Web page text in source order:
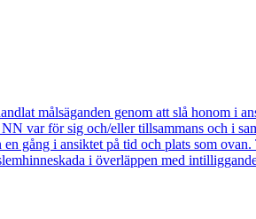
målsäganden genom att slå honom i
var för sig och/eller tillsammans och i
gång i ansiktet på tid och plats som
i överläppen med